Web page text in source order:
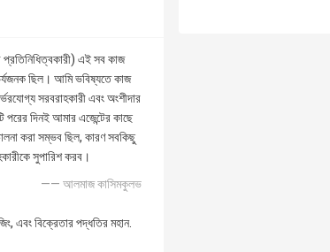
প্রতিনিধিত্বকারী) এই সব কাজ
ছিল। আমি ভবিষ্যতে কাজ
সরবরাহকারী এবং অংশীদার
পরের দিনই আমার এজেন্টের কাছে
করা সম্ভব ছিল, কারণ সবকিছু
সুপারিশ করব।
—— আলমাজ কাসিমকুলভ
এবং বিক্রেতার পদ্ধতির মহান.